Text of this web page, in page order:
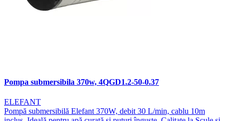
Pompa submersibila 370w, 4QGD1.2-50-0.37
ELEFANT
Pompă submersibilă Elefant 370W, debit 30 L/min, cablu 10m